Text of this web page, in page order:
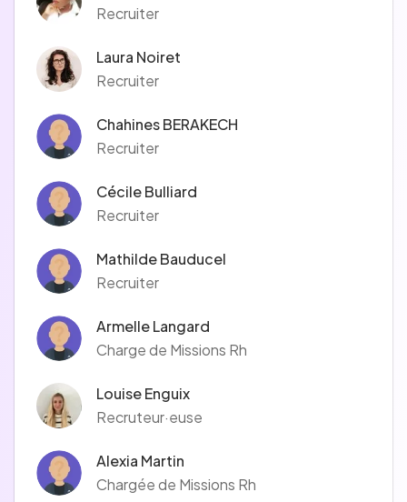
Recruiter
Laura Noiret
Recruiter
Chahines BERAKECH
Recruiter
Cécile Bulliard
Recruiter
Mathilde Bauducel
Recruiter
Armelle Langard
Charge de Missions Rh
Louise Enguix
Recruteur·euse
Alexia Martin
Chargée de Missions Rh